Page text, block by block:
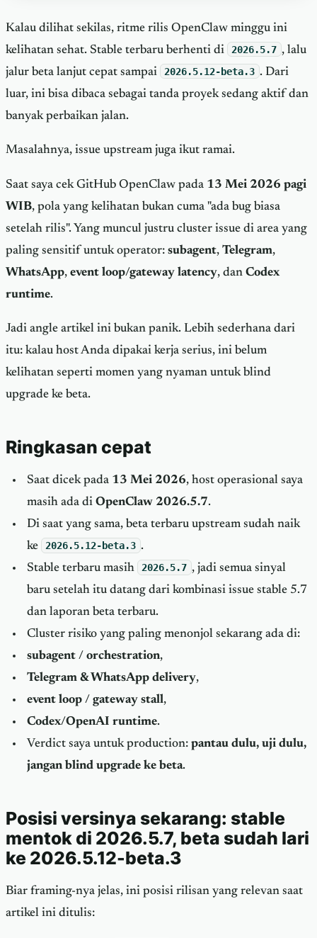
Kalau dilihat sekilas, ritme rilis OpenClaw minggu ini
kelihatan sehat. Stable terbaru berhenti di
2026.5.7 , lalu
jalur beta lanjut cepat sampai
2026.5.12-beta.3 . Dari
luar, ini bisa dibaca sebagai tanda proyek sedang aktif dan
banyak perbaikan jalan.
Masalahnya, issue upstream juga ikut ramai.
Saat saya cek GitHub OpenClaw pada 13 Mei 2026 pagi
WIB, pola yang kelihatan bukan cuma "ada bug biasa
setelah rilis". Yang muncul justru cluster issue di area yang
paling sensitif untuk operator: subagent, Telegram,
WhatsApp, event loop/gateway latency, dan Codex
runtime.
Jadi angle artikel ini bukan panik. Lebih sederhana dari
itu: kalau host Anda dipakai kerja serius, ini belum
kelihatan seperti momen yang nyaman untuk blind
upgrade ke beta.
Ringkasan cepat
Saat dicek pada 13 Mei 2026, host operasional saya
masih ada di OpenClaw 2026.5.7.
Di saat yang sama, beta terbaru upstream sudah naik
ke
2026.5.12-beta.3 .
Stable terbaru masih
2026.5.7 , jadi semua sinyal
baru setelah itu datang dari kombinasi issue stable 5.7
dan laporan beta terbaru.
Cluster risiko yang paling menonjol sekarang ada di:
subagent / orchestration,
Telegram & WhatsApp delivery,
event loop / gateway stall,
Codex/OpenAI runtime.
Verdict saya untuk production: pantau dulu, uji dulu,
jangan blind upgrade ke beta.
Posisi versinya sekarang: stable
mentok di 2026.5.7, beta sudah lari
ke 2026.5.12-beta.3
Biar framing-nya jelas, ini posisi rilisan yang relevan saat
artikel ini ditulis: